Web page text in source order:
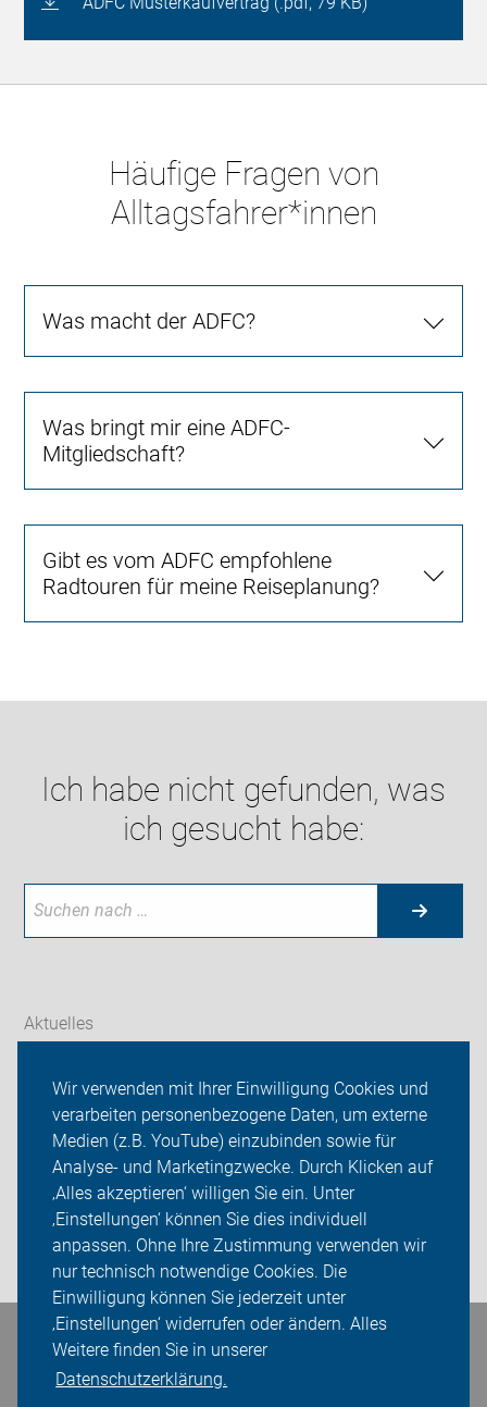
Wir verwenden mit Ihrer Einwilligung Cookies und
verarbeiten personenbezogene Daten, um externe
Medien (z.B. YouTube) einzubinden sowie für
Analyse- und Marketingzwecke. Durch Klicken auf
‚Alles akzeptieren‘ willigen Sie ein. Unter
‚Einstellungen‘ können Sie dies individuell
anpassen. Ohne Ihre Zustimmung verwenden wir
nur technisch notwendige Cookies. Die
Einwilligung können Sie jederzeit unter
‚Einstellungen‘ widerrufen oder ändern. Alles
Weitere finden Sie in unserer
Datenschutzerklärung.
Häufige Fragen von
Alltagsfahrer*innen
Was macht der ADFC?
Was bringt mir eine ADFC-
Mitgliedschaft?
Gibt es vom ADFC empfohlene
Radtouren für meine Reiseplanung?
Ich habe nicht gefunden, was
ich gesucht habe:
Aktuelles
ADFC Thüringen
Sei dabei
Presse
Login
Bleiben Sie in Kontakt